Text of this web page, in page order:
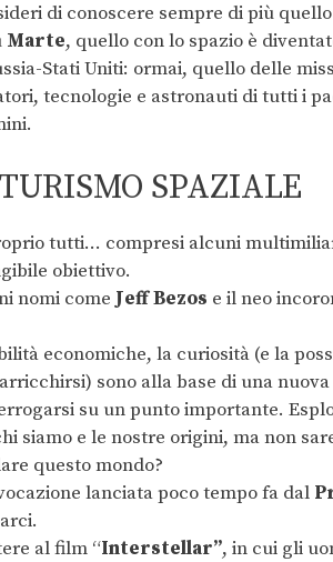
di conoscere sempre di più
Marte, quello con lo spazio è
Stati Uniti: ormai, quello delle
tecnologie e astronauti di tutti i
SPAZIALE
tutti… compresi alcuni
obiettivo.
nomi come Jeff Bezos e il neo
economiche, la curiosità (e la
sono alla base di una nuova
su un punto importante.
siamo e le nostre origini, ma non
questo mondo?
lanciata poco tempo fa dal
al film “Interstellar”, in cui gli